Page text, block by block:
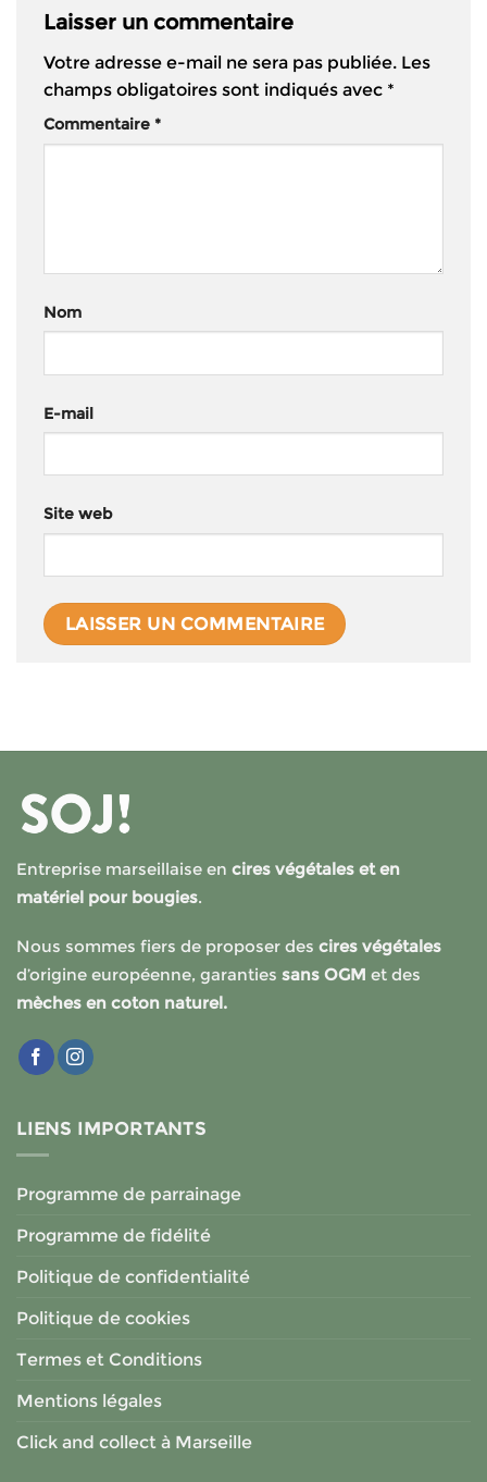
Laisser un commentaire
Votre adresse e-mail ne sera pas publiée. Les
champs obligatoires sont indiqués avec *
Commentaire *
Nom
E-mail
Site web
Entreprise marseillaise en cires végétales et en
matériel pour bougies.
Nous sommes fiers de proposer des cires végétales
d’origine européenne, garanties sans OGM et des
mèches en coton naturel.
LIENS IMPORTANTS
Programme de parrainage
Programme de fidélité
Politique de confidentialité
Politique de cookies
Termes et Conditions
Mentions légales
Click and collect à Marseille